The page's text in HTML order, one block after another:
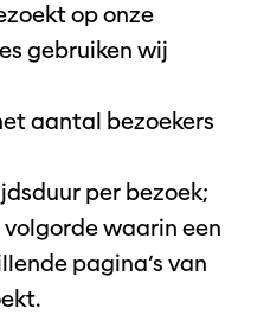
op onze
gebruiken wij
aantal bezoekers
per bezoek;
waarin een
pagina’s van